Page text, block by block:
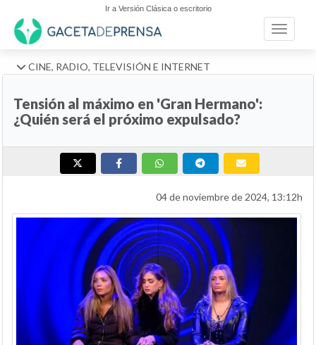
Ir a Versión Clásica o escritorio
Toggle
CINE, RADIO, TELEVISIÓN E INTERNET
Tensión al máximo en 'Gran Hermano':
¿Quién será el próximo expulsado?
04 de noviembre de 2024, 13:12h